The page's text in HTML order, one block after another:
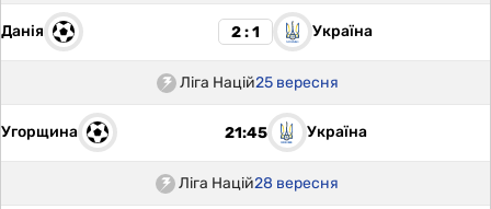
Данія 2 : 1 Україна
Ліга Націй25 вересня
Угорщина 21:45 Україна
Ліга Націй28 вересня